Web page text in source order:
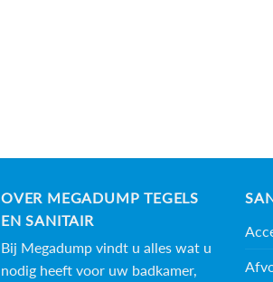
OVER MEGADUMP TEGELS
EN SANITAIR
Bij Megadump vindt u alles wat u
nodig heeft voor uw badkamer,